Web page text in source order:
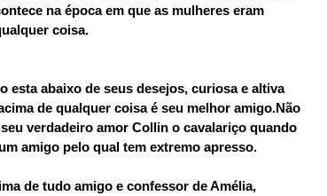
na época em que as mulheres eram
coisa.
esta abaixo de seus desejos, curiosa e altiva
de qualquer coisa é seu melhor amigo.Não
verdadeiro amor Collin o cavalariço quando
amigo pelo qual tem extremo apresso.
de tudo amigo e confessor de Amélia,